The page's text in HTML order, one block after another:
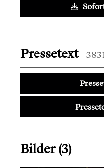
Pressetext
Bilder (3)